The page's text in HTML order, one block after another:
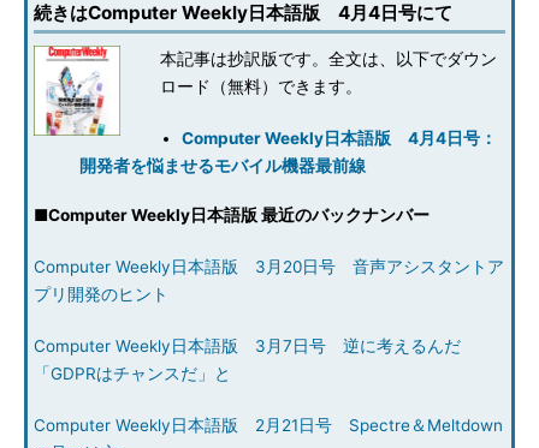
続きはComputer Weekly日本語版 4月4日号にて
本記事は抄訳版です。全文は、以下でダウン
ロード（無料）できます。
Computer Weekly日本語版 4月4日号：
開発者を悩ませるモバイル機器最前線
■Computer Weekly日本語版 最近のバックナンバー
Computer Weekly日本語版 3月20日号 音声アシスタントア
プリ開発のヒント
Computer Weekly日本語版 3月7日号 逆に考えるんだ
「GDPRはチャンスだ」と
Computer Weekly日本語版 2月21日号 Spectre＆Meltdown